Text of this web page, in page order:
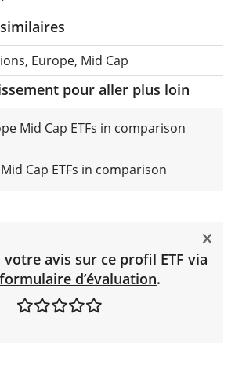
Europe, Mid Cap
pour aller plus loin
Mid Cap ETFs in comparison
Mid Cap ETFs in comparison
votre avis sur ce profil ETF via
formulaire d’évaluation.